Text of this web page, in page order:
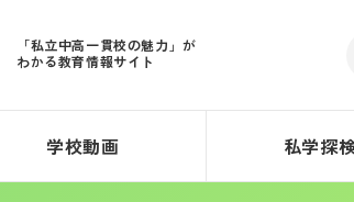
「私立中高一貫校の魅力」が
わかる教育情報サイト
学校動画 私学探